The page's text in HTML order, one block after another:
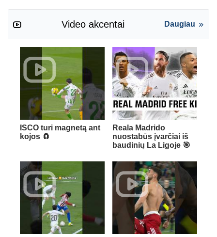
Video akcentai Daugiau
ISCO turi magnetą ant
kojos 🧲
Reala Madrido
nuostabūs įvarčiai iš
baudinių La Ligoje 🎯